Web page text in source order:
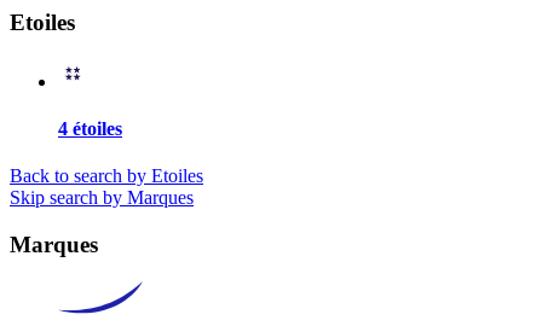
Etoiles
4 étoiles
Back to search by Etoiles
Skip search by Marques
Marques